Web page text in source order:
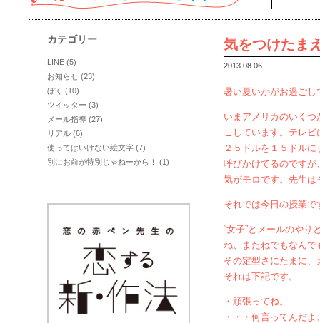
カテゴリー
LINE (5)
お知らせ (23)
ぼく (10)
ツイッター (3)
メール指導 (27)
リアル (6)
使ってはいけない絵文字 (7)
別にお前が特別じゃねーから！
(1)
気をつけたま
2013.08.06
暑い夏いかがお過ご
いまアメリカのいく
こしています。テレ
２５ドルを１５ドル
呼びかけてるのです
気がモロです。先生
それでは今日の授業で
“女子”とメールのや
ね、またねでもなんで
その定型さにたまに
それは下記です。
・頑張ってね。
・・・何言ってんだ